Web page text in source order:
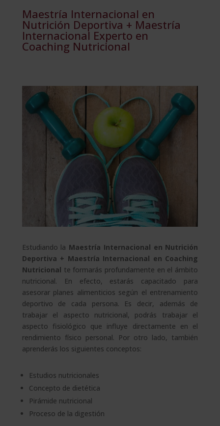
Maestría Internacional en
Nutrición Deportiva + Maestría
Internacional Experto en
Coaching Nutricional
Estudiando la Maestría Internacional en Nutrición
Deportiva + Maestría Internacional en Coaching
Nutricional te formarás profundamente en el ámbito
nutricional. En efecto, estarás capacitado para
asesorar planes alimenticios según el entrenamiento
deportivo de cada persona. Es decir, además de
trabajar el aspecto nutricional, podrás trabajar el
aspecto fisiológico que influye directamente en el
rendimiento físico personal. Por otro lado, también
aprenderás los siguientes conceptos:
Estudios nutricionales
Concepto de dietética
Pirámide nutricional
Proceso de la digestión